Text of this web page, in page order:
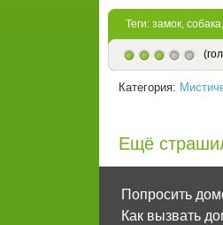
Теги: замок, собака,
Категория:
Ещё
Попросить
Как вызвать